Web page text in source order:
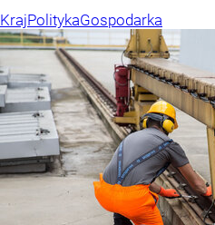
KrajPolitykaGospodarka